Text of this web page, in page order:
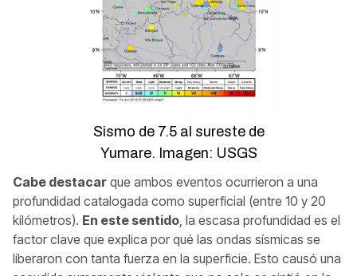
Sismo de 7.5 al sureste de
Yumare. Imagen: USGS
Cabe destacar que ambos eventos ocurrieron a una
profundidad catalogada como superficial (entre 10 y 20
kilómetros). En este sentido , la escasa profundidad es el
factor clave que explica por qué las ondas sísmicas se
liberaron con tanta fuerza en la superficie. Esto causó una